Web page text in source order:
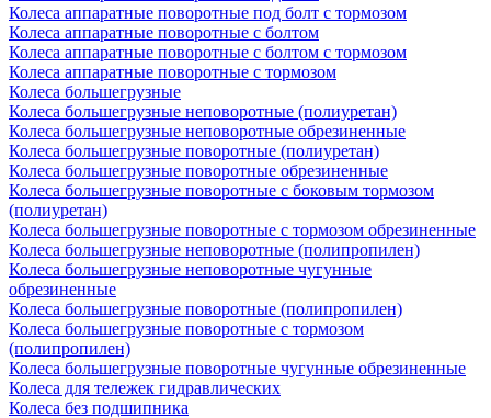
Колеса аппаратные поворотные под болт с тормозом
Колеса аппаратные поворотные с болтом
Колеса аппаратные поворотные с болтом с тормозом
Колеса аппаратные поворотные с тормозом
Колеса большегрузные
Колеса большегрузные неповоротные (полиуретан)
Колеса большегрузные неповоротные обрезиненные
Колеса большегрузные поворотные (полиуретан)
Колеса большегрузные поворотные обрезиненные
Колеса большегрузные поворотные с боковым тормозом
(полиуретан)
Колеса большегрузные поворотные с тормозом обрезиненные
Колеса большегрузные неповоротные (полипропилен)
Колеса большегрузные неповоротные чугунные
обрезиненные
Колеса большегрузные поворотные (полипропилен)
Колеса большегрузные поворотные с тормозом
(полипропилен)
Колеса большегрузные поворотные чугунные обрезиненные
Колеса для тележек гидравлических
Колеса без подшипника